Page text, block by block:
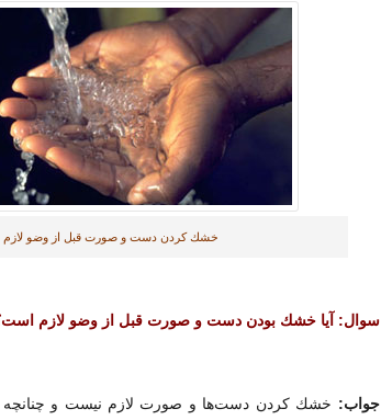
خشك كردن دست‌ و صورت قبل از وضو
سوال: آیا خشك بودن دست و صورت قبل از وضو لازم
جواب: خشك كردن دست‌ها و صورت لازم نیست و